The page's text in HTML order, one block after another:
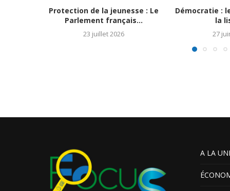
Protection de la jeunesse : Le
Parlement français...
23 juillet 2026
Démocratie :
la
27
A LA